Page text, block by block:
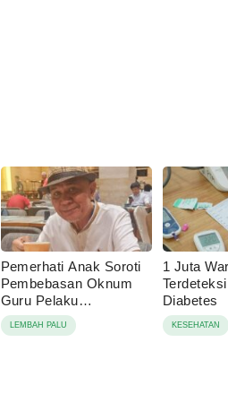
Pemerhati Anak Soroti
Pembebasan Oknum
Guru Pelaku
Pencabulan, Desak
Proses Hukum
LEMBAH PALU
1 Juta
Diabetes
KESEHATAN